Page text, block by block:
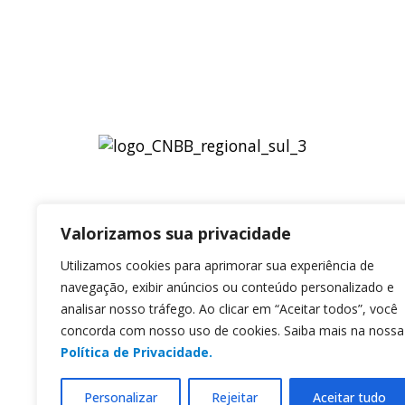
Valorizamos sua privacidade
Utilizamos cookies para aprimorar sua experiência de
navegação, exibir anúncios ou conteúdo personalizado e
analisar nosso tráfego. Ao clicar em “Aceitar todos”, você
concorda com nosso uso de cookies. Saiba mais na nossa
Política de Privacidade.
Personalizar Rejeitar Aceitar tudo